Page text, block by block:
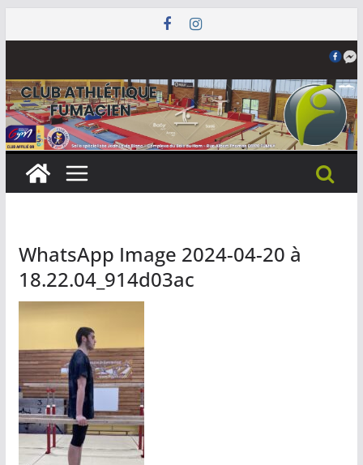
au
WhatsApp Image 2024-04-20 à
18.22.04_914d03ac